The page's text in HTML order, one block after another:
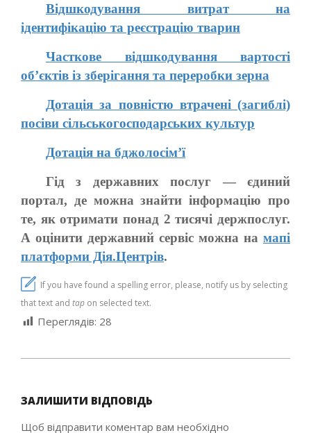
Відшкодування витрат на
ідентифікацію та реєстрацію тварин
Часткове відшкодування вартості
об’єктів із зберігання та переробки зерна
Дотація за повністю втрачені (загиблі)
посіви сільськогосподарських культур
Дотація на бджолосім’ї
Гід з державних послуг — єдиний
портал, де можна знайти інформацію про
те, як отримати понад 2 тисячі держпослуг.
А оцінити державний сервіс можна на мапі
платформи Дія.Центрів.
If you have found a spelling error, please, notify us by selecting
that text and tap on selected text.
Переглядів: 28
17
ЗАЛИШИТИ ВІДПОВІДЬ
Щоб відправити коментар вам необхідно